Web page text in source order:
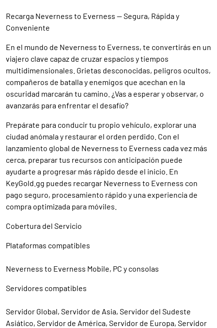
Recarga Neverness to Everness — Segura, Rápida y
Conveniente
En el mundo de Neverness to Everness, te convertirás en un
viajero clave capaz de cruzar espacios y tiempos
multidimensionales. Grietas desconocidas, peligros ocultos,
compañeros de batalla y enemigos que acechan en la
oscuridad marcarán tu camino. ¿Vas a esperar y observar, o
avanzarás para enfrentar el desafío?
Prepárate para conducir tu propio vehículo, explorar una
ciudad anómala y restaurar el orden perdido. Con el
lanzamiento global de Neverness to Everness cada vez más
cerca, preparar tus recursos con anticipación puede
ayudarte a progresar más rápido desde el inicio. En
KeyGold.gg puedes recargar Neverness to Everness con
pago seguro, procesamiento rápido y una experiencia de
compra optimizada para móviles.
Cobertura del Servicio
Plataformas compatibles
Neverness to Everness Mobile, PC y consolas
Servidores compatibles
Servidor Global, Servidor de Asia, Servidor del Sudeste
Asiático, Servidor de América, Servidor de Europa, Servidor